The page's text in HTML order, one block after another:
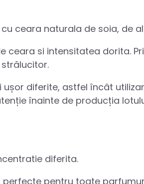
ceara naturala de soia, de
ceara si intensitatea dorita.
diferite, astfel încât
înainte de producția
diferita.
pentru toate